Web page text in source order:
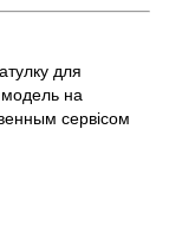
для
на
сервісом